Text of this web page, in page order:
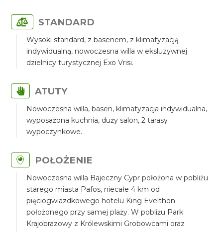
STANDARD
Wysoki standard, z basenem, z klimatyzacją
indywidualną, nowoczesna willa w eksluzywnej
dzielnicy turystycznej Exo Vrisi.
ATUTY
Nowoczesna willa, basen, klimatyzacja indywidualna,
wyposażona kuchnia, duży salon, 2 tarasy
wypoczynkowe.
POŁOŻENIE
Nowoczesna willa Bajeczny Cypr położona w pobliżu
starego miasta Pafos, niecałe 4 km od
pięciogwiazdkowego hotelu King Evelthon
położonego przy samej plaży. W pobliżu Park
Krajobrazowy z Królewskimi Grobowcami oraz